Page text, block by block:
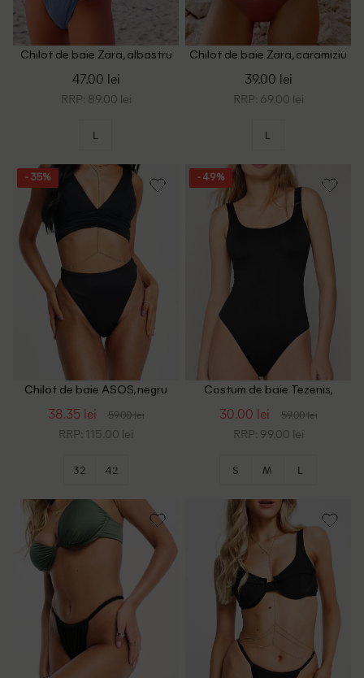
Chilot de baie Zara, albastru
47.00 lei
RRP: 89.00 lei
L
Chilot de baie Zara, caramiziu
39.00 lei
RRP: 69.00 lei
L
- 35%
Chilot de baie ASOS, negru
38.35 lei 59.00 lei
RRP: 115.00 lei
32 42
- 49%
Costum de baie Tezenis,
30.00 lei 59.00 lei
RRP: 99.00 lei
S M L